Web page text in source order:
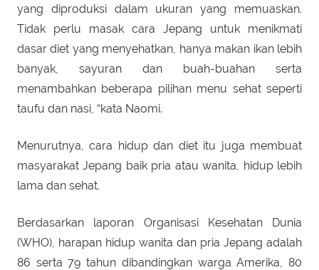
yang diproduksi dalam ukuran yang memuaskan.
Tidak perlu masak cara Jepang untuk menikmati
dasar diet yang menyehatkan, hanya makan ikan lebih
banyak, sayuran dan buah-buahan serta
menambahkan beberapa pilihan menu sehat seperti
taufu dan nasi, “kata Naomi.
Menurutnya, cara hidup dan diet itu juga membuat
masyarakat Jepang baik pria atau wanita, hidup lebih
lama dan sehat.
Berdasarkan laporan Organisasi Kesehatan Dunia
(WHO), harapan hidup wanita dan pria Jepang adalah
86 serta 79 tahun dibandingkan warga Amerika, 80